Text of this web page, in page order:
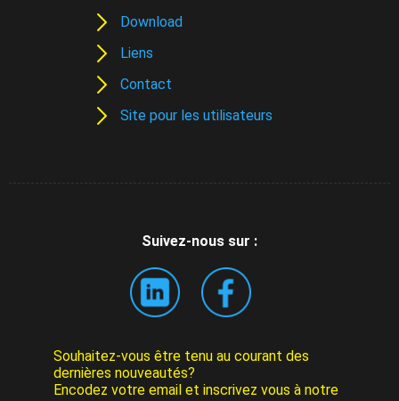
Download
Liens
Contact
Site pour les utilisateurs
Suivez-nous sur :
Souhaitez-vous être tenu au courant des
dernières nouveautés?
Encodez votre email et inscrivez vous à notre